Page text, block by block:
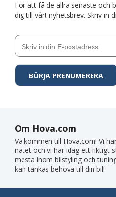
För att få de allra senaste och
dig till vårt nyhetsbrev. Skriv in
Om Hova.com
Välkommen till Hova.com! Vi
nätet och vi har idag ett riktigt
mesta inom bilstyling och
kan tänkas behöva till din bil!